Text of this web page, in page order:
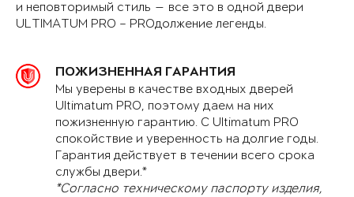
и неповторимый стиль — все это в одной двери
ULTIMATUM PRO – PROдолжение легенды.
ПОЖИЗНЕННАЯ ГАРАНТИЯ
Мы уверены в качестве входных дверей
Ultimatum PRO, поэтому даем на них
пожизненную гарантию. С Ultimatum PRO
спокойствие и уверенность на долгие годы.
Гарантия действует в течении всего срока
службы двери.*
*Согласно техническому паспорту изделия,